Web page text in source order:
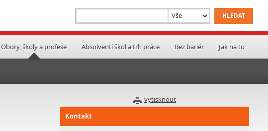
Obory, školy a profese Absolventi škol a trh práce Bez bariér Jak na to
vytisknout
Kontakt